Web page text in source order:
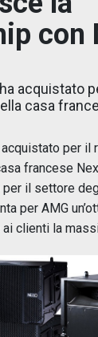
con
acquistato
casa
per il
francese
il settore
per AMG
clienti la